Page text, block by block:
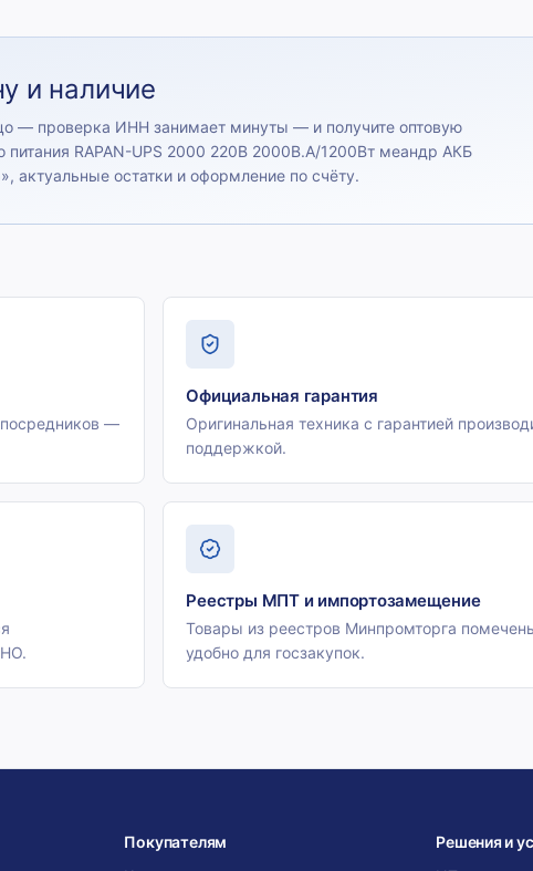
и наличие
— проверка ИНН занимает минуты — и получите оптовую
питания RAPAN-UPS 2000 220В 2000В.А/1200Вт меандр АКБ
», актуальные остатки и оформление по счёту.
—
Официальная гарантия
Оригинальная техника с гарантией
поддержкой.
Реестры МПТ и импортозамещение
Товары из реестров Минпромторга
удобно для госзакупок.
Покупателям
Решения и